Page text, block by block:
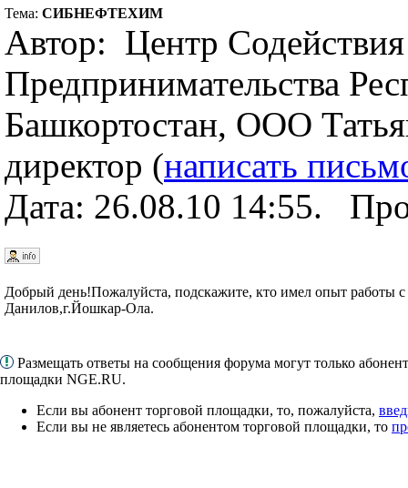
Тема: СИБНЕФТЕХИМ
Автор: Центр
Предпринимательства
Башкортостан, ООО
директор (написать
Дата: 26.08.10 14:55.
Добрый день!Пожалуйста, подскажите, кто имел опыт
Данилов,г.Йошкар-Ола.
Размещать ответы на сообщения форума могут только
площадки NGE.RU.
Если вы абонент торговой площадки, то, пожалуйста,
Если вы не являетесь абонентом торговой площадки, то